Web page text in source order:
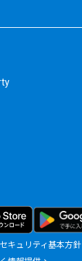
キュリティ基本方針